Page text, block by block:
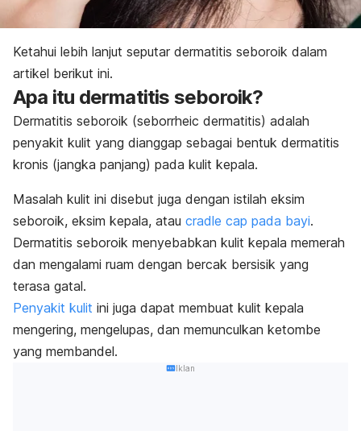
Ketahui lebih lanjut seputar dermatitis seboroik dalam
artikel berikut ini.
Apa itu dermatitis seboroik?
Dermatitis seboroik (seborrheic dermatitis) adalah
penyakit kulit yang dianggap sebagai bentuk dermatitis
kronis (jangka panjang) pada kulit kepala.
Masalah kulit ini disebut juga dengan istilah eksim
seboroik, eksim kepala, atau cradle cap pada bayi.
Dermatitis seboroik menyebabkan kulit kepala memerah
dan mengalami ruam dengan bercak bersisik yang
terasa gatal.
Penyakit kulit ini juga dapat membuat kulit kepala
mengering, mengelupas, dan memunculkan ketombe
yang membandel.
Iklan